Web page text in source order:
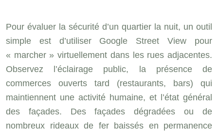
Pour évaluer la sécurité d’un quartier la nuit, un outil
simple est d’utiliser Google Street View pour
« marcher » virtuellement dans les rues adjacentes.
Observez l’éclairage public, la présence de
commerces ouverts tard (restaurants, bars) qui
maintiennent une activité humaine, et l’état général
des façades. Des façades dégradées ou de
nombreux rideaux de fer baissés en permanence